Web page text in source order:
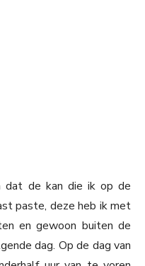
dat de kan die ik op de
paste, deze heb ik met
en gewoon buiten de
dag. Op de dag van